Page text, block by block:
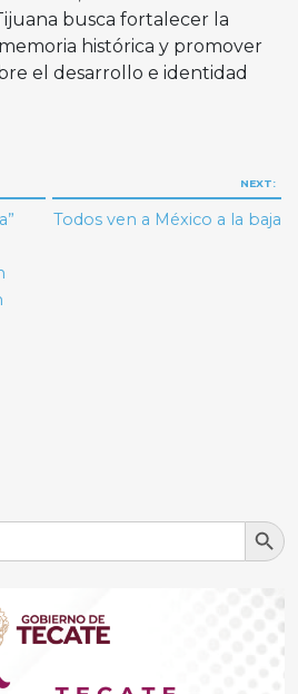
busca fortalecer la
histórica y promover
el desarrollo e identidad
NEXT:
Todos ven a México a la baja
Search